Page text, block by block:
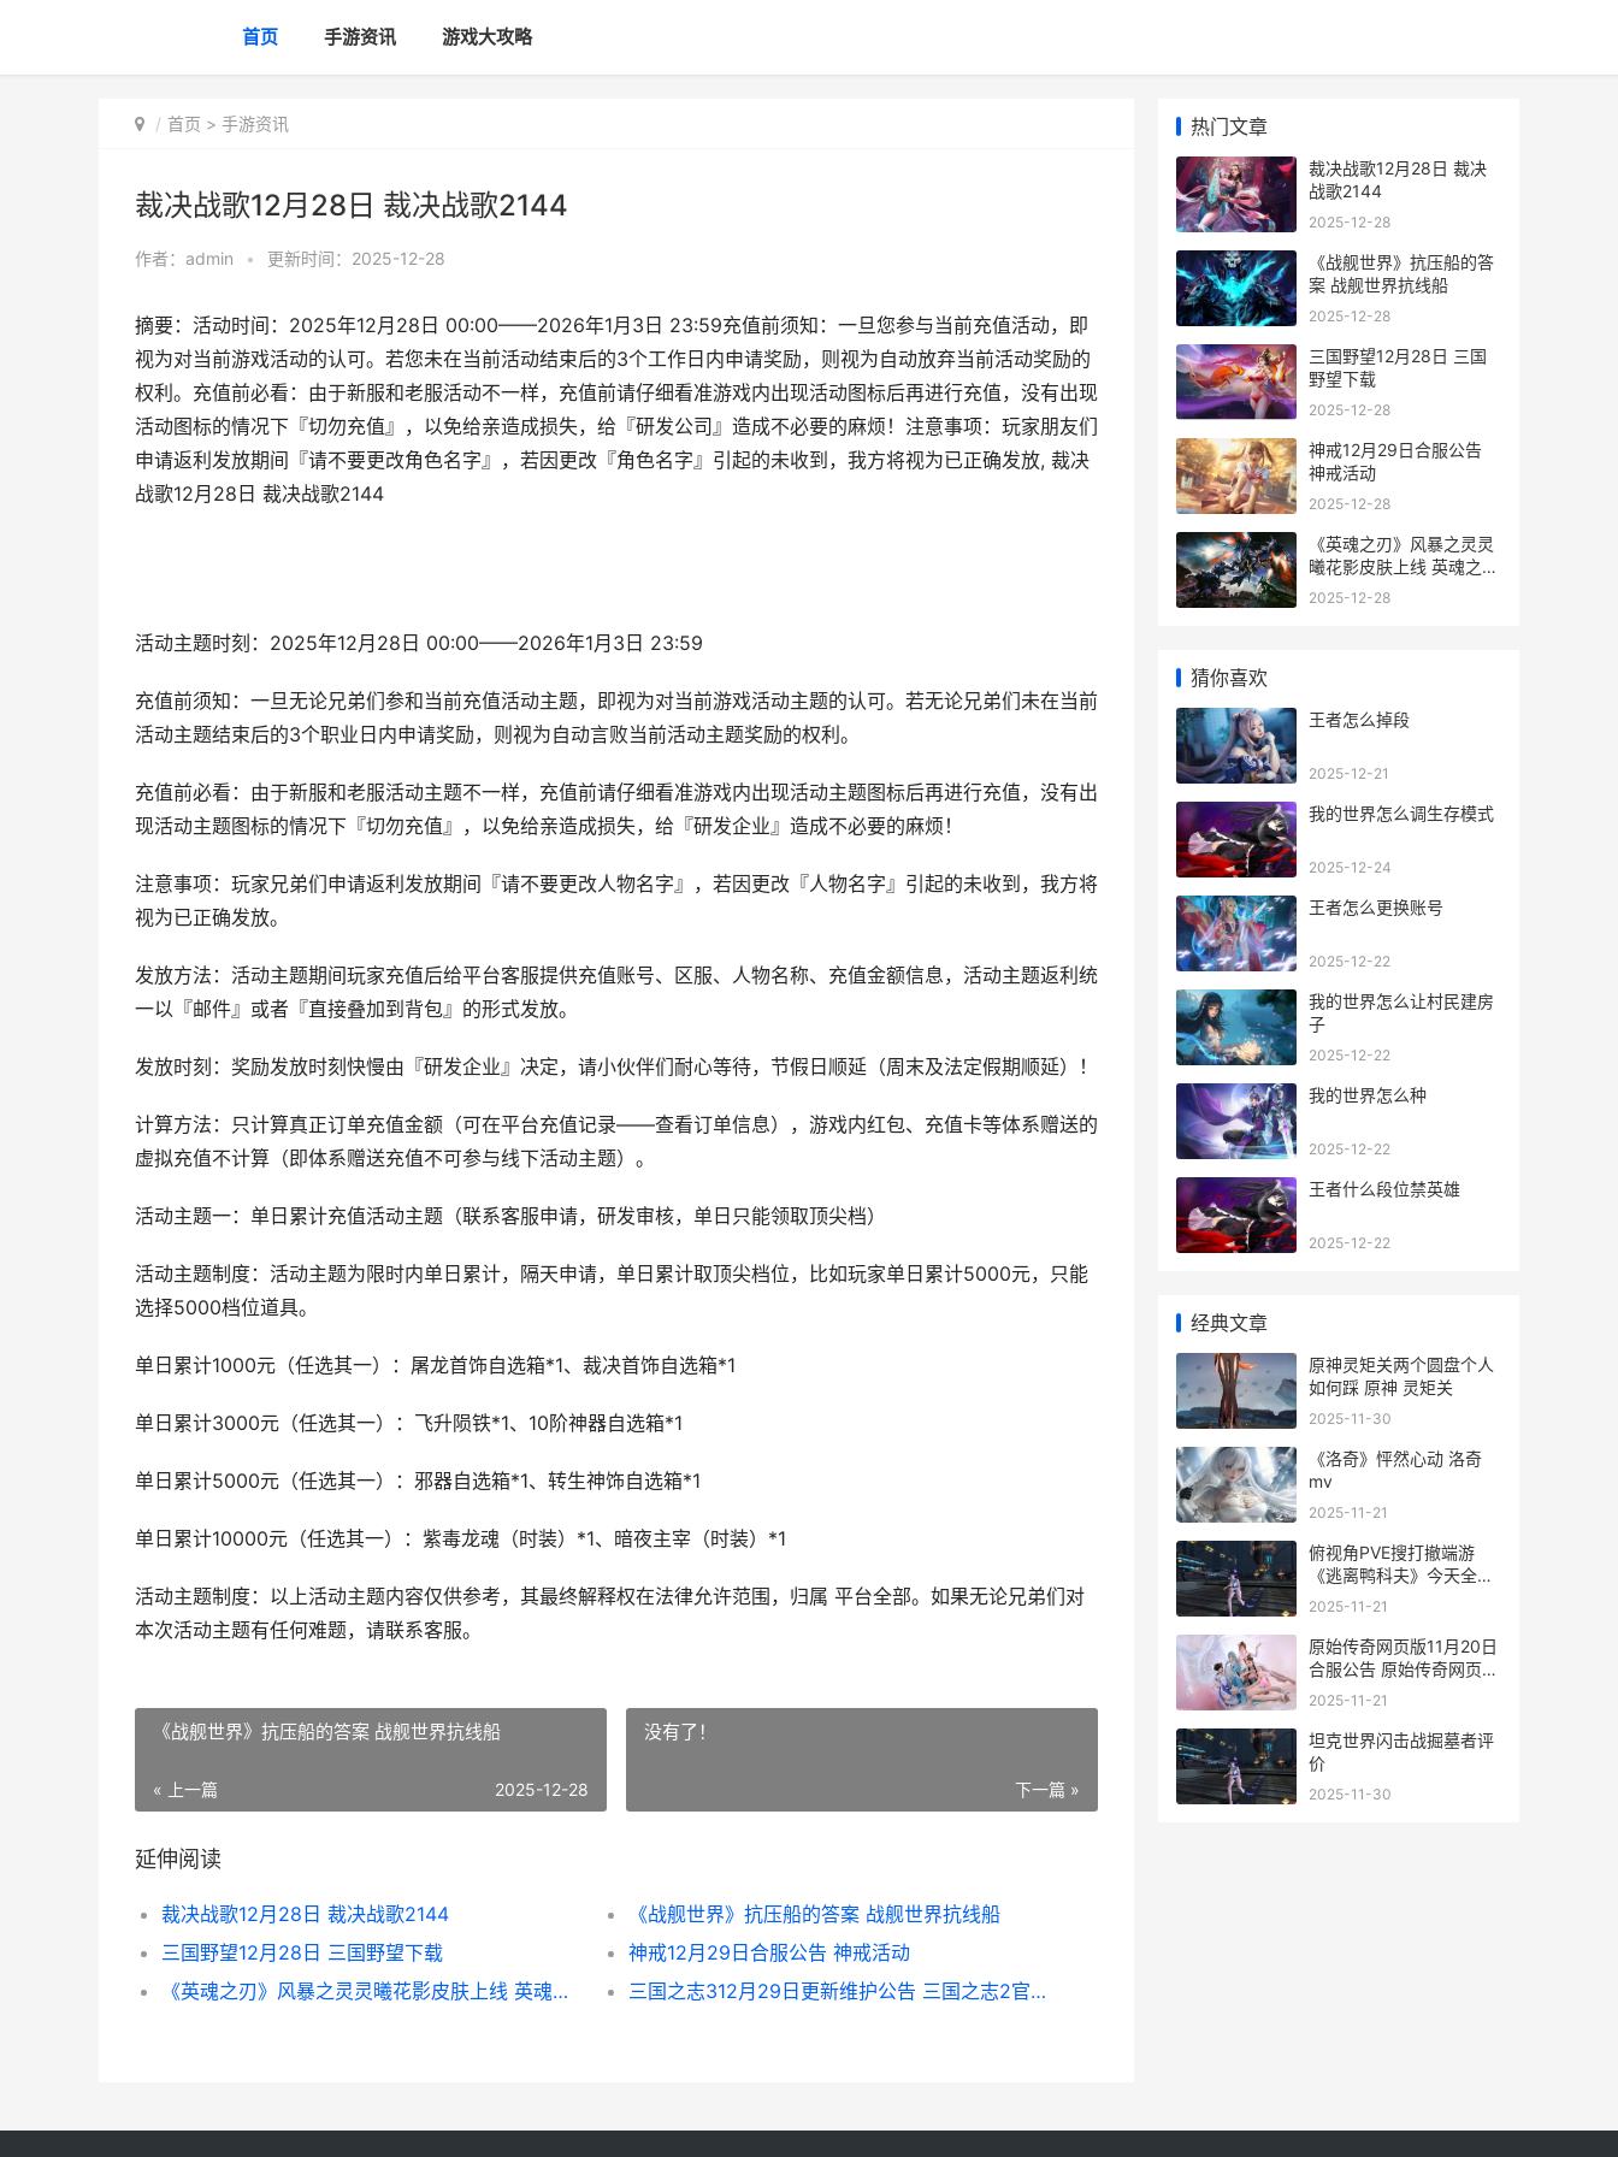
首页 手游资讯 游戏大攻略
首页 > 手游资讯
裁决战歌12月28日 裁决战歌2144
作者： admin • 更新时间：2025-12-28
摘要：活动时间：2025年12月28日 00:00——2026年1月3日 23:59充值前须知：一旦您参与当前充值活动，即
视为对当前游戏活动的认可。若您未在当前活动结束后的3个工作日内申请奖励，则视为自动放弃当前活动奖励的
权利。充值前必看：由于新服和老服活动不一样，充值前请仔细看准游戏内出现活动图标后再进行充值，没有出现
活动图标的情况下『切勿充值』，以免给亲造成损失，给『研发公司』造成不必要的麻烦！注意事项：玩家朋友们
申请返利发放期间『请不要更改角色名字』，若因更改『角色名字』引起的未收到，我方将视为已正确发放, 裁决
战歌12月28日 裁决战歌2144
活动主题时刻：2025年12月28日 00:00——2026年1月3日 23:59
充值前须知：一旦无论兄弟们参和当前充值活动主题，即视为对当前游戏活动主题的认可。若无论兄弟们未在当前
活动主题结束后的3个职业日内申请奖励，则视为自动言败当前活动主题奖励的权利。
充值前必看：由于新服和老服活动主题不一样，充值前请仔细看准游戏内出现活动主题图标后再进行充值，没有出
现活动主题图标的情况下『切勿充值』，以免给亲造成损失，给『研发企业』造成不必要的麻烦！
注意事项：玩家兄弟们申请返利发放期间『请不要更改人物名字』，若因更改『人物名字』引起的未收到，我方将
视为已正确发放。
发放方法：活动主题期间玩家充值后给平台客服提供充值账号、区服、人物名称、充值金额信息，活动主题返利统
一以『邮件』或者『直接叠加到背包』的形式发放。
发放时刻：奖励发放时刻快慢由『研发企业』决定，请小伙伴们耐心等待，节假日顺延（周末及法定假期顺延）！
计算方法：只计算真正订单充值金额（可在平台充值记录——查看订单信息），游戏内红包、充值卡等体系赠送的
虚拟充值不计算（即体系赠送充值不可参与线下活动主题）。
活动主题一：单日累计充值活动主题（联系客服申请，研发审核，单日只能领取顶尖档）
活动主题制度：活动主题为限时内单日累计，隔天申请，单日累计取顶尖档位，比如玩家单日累计5000元，只能
选择5000档位道具。
单日累计1000元（任选其一）：屠龙首饰自选箱*1、裁决首饰自选箱*1
单日累计3000元（任选其一）：飞升陨铁*1、10阶神器自选箱*1
单日累计5000元（任选其一）：邪器自选箱*1、转生神饰自选箱*1
单日累计10000元（任选其一）：紫毒龙魂（时装）*1、暗夜主宰（时装）*1
活动主题制度：以上活动主题内容仅供参考，其最终解释权在法律允许范围，归属 平台全部。如果无论兄弟们对
本次活动主题有任何难题，请联系客服。
《战舰世界》抗压船的答案 战舰世界抗线船
« 上一篇 2025-12-28
没有了！
下一篇 »
延伸阅读
裁决战歌12月28日 裁决战歌2144
《战舰世界》抗压船的答案 战舰世界抗线船
三国野望12月28日 三国野望下载
神戒12月29日合服公告 神戒活动
《英魂之刃》风暴之灵灵曦花影皮肤上线 英魂之刃位置教学
三国之志312月29日更新维护公告 三国之志2官网
热门文章
裁决战歌12月28日 裁决
战歌2144
2025-12-28
《战舰世界》抗压船的答
案 战舰世界抗线船
2025-12-28
三国野望12月28日 三国
野望下载
2025-12-28
神戒12月29日合服公告
神戒活动
2025-12-28
《英魂之刃》风暴之灵灵
曦花影皮肤上线 英魂之刃
位置教学
2025-12-28
猜你喜欢
王者怎么掉段
2025-12-21
我的世界怎么调生存模式
2025-12-24
王者怎么更换账号
2025-12-22
我的世界怎么让村民建房
子
2025-12-22
我的世界怎么种
2025-12-22
王者什么段位禁英雄
2025-12-22
经典文章
原神灵矩关两个圆盘个人
如何踩 原神 灵矩关
2025-11-30
《洛奇》怦然心动 洛奇
mv
2025-11-21
俯视角PVE搜打撤端游
《逃离鸭科夫》今天全球
上线 游戏俯视角
2025-11-21
原始传奇网页版11月20日
合服公告 原始传奇网页版
攻略
2025-11-21
坦克世界闪击战掘墓者评
价
2025-11-30